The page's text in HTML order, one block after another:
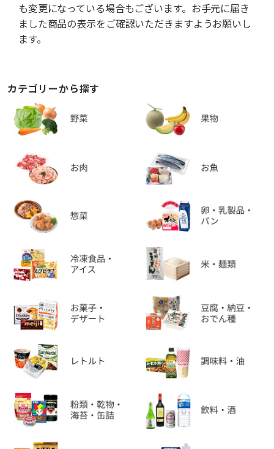
も変更になっている場合もございます。お手元に届き
ました商品の表示をご確認いただきますようお願いし
ます。
カテゴリーから探す